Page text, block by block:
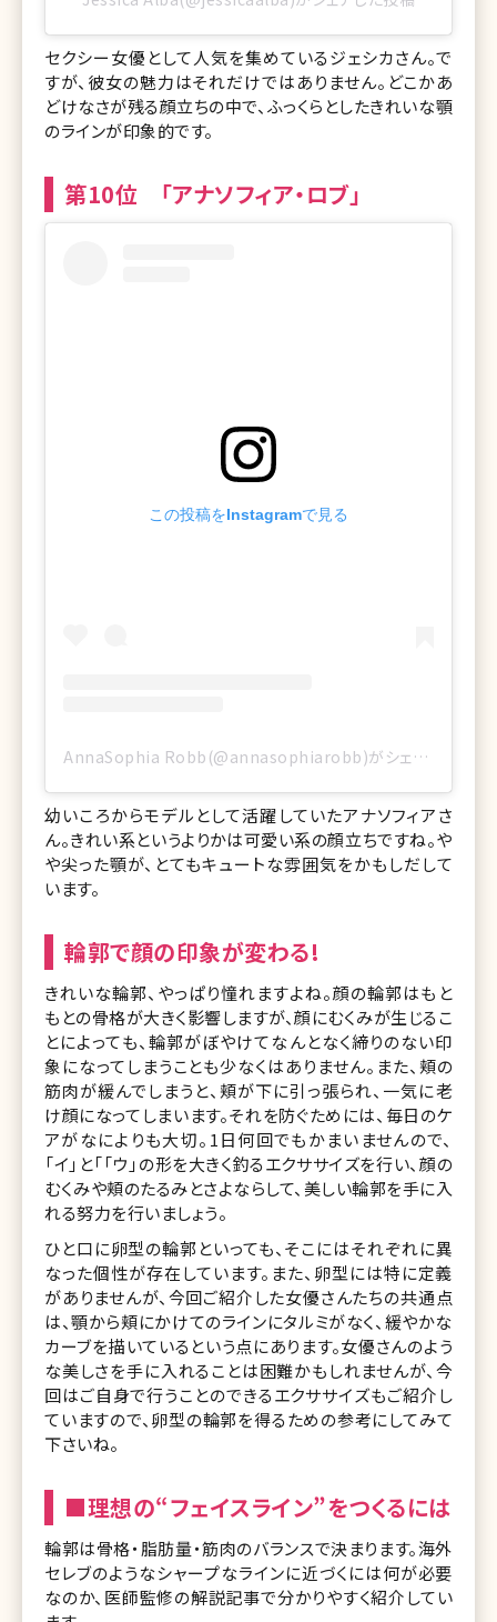
セクシー女優として人気を集めているジェシカさん。で
すが、彼女の魅力はそれだけではありません。どこかあ
どけなさが残る顔立ちの中で、ふっくらとしたきれいな顎
のラインが印象的です。
第10位 「アナソフィア・ロブ」
この投稿をInstagramで見る
AnnaSophia Robb(@annasophiarobb)がシェアした投稿
幼いころからモデルとして活躍していたアナソフィアさ
ん。きれい系というよりかは可愛い系の顔立ちですね。や
や尖った顎が、とてもキュートな雰囲気をかもしだして
います。
輪郭で顔の印象が変わる!
きれいな輪郭、やっぱり憧れますよね。顔の輪郭はもと
もとの骨格が大きく影響しますが、顔にむくみが生じるこ
とによっても、輪郭がぼやけてなんとなく締りのない印
象になってしまうことも少なくはありません。また、頬の
筋肉が緩んでしまうと、頬が下に引っ張られ、一気に老
け顔になってしまいます。それを防ぐためには、毎日のケ
アがなによりも大切。1日何回でもかまいませんので、
「イ」と「「ウ」の形を大きく釣るエクササイズを行い、顔の
むくみや頬のたるみとさよならして、美しい輪郭を手に入
れる努力を行いましょう。
ひと口に卵型の輪郭といっても、そこにはそれぞれに異
なった個性が存在しています。また、卵型には特に定義
がありませんが、今回ご紹介した女優さんたちの共通点
は、顎から頬にかけてのラインにタルミがなく、緩やかな
カーブを描いているという点にあります。女優さんのよう
な美しさを手に入れることは困難かもしれませんが、今
回はご自身で行うことのできるエクササイズもご紹介し
ていますので、卵型の輪郭を得るための参考にしてみて
下さいね。
■理想の“フェイスライン”をつくるには
輪郭は骨格・脂肪量・筋肉のバランスで決まります。海外
セレブのようなシャープなラインに近づくには何が必要
なのか、医師監修の解説記事で分かりやすく紹介してい